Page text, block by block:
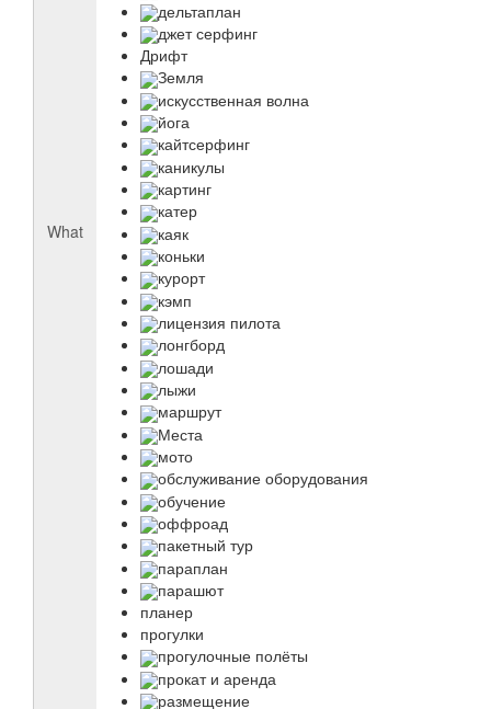
What
дельтаплан
джет серфинг
Дрифт
Земля
искусственная волна
йога
кайтсерфинг
каникулы
картинг
катер
каяк
коньки
курорт
кэмп
лицензия пилота
лонгборд
лошади
лыжи
маршрут
Места
мото
обслуживание оборудования
обучение
оффроад
пакетный тур
параплан
парашют
планер
прогулки
прогулочные полёты
прокат и аренда
размещение